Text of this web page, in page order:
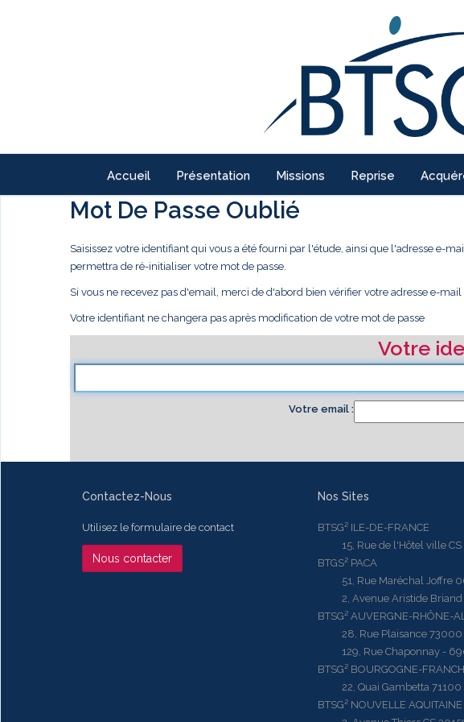
Accueil Présentation Missions Reprise
Mot De Passe Oublié
Saisissez votre identifiant qui vous a été fourni par l'étude, ainsi que l'adresse e-
permettra de ré-initialiser votre mot de passe.
Si vous ne recevez pas d'email, merci de d'abord bien vérifier votre adresse e-
Votre identifiant ne changera pas après modification de votre mot de passe
Votre
Votre email
Contactez-Nous
Utilisez le formulaire de contact
Nous contacter
Nos Sites
BTSG² ILE-DE-FRANCE
15, Rue de l'Hôtel ville CS
BTGS² PACA
51, Rue Maréchal Joffre
2, Avenue Aristide Briand
BTSG² AUVERGNE-RHÔNE-
28, Rue Plaisance 73000
129, Rue Chaponnay -
BTSG² BOURGOGNE-
22, Quai Gambetta 71100
BTSG² NOUVELLE AQUITAINE